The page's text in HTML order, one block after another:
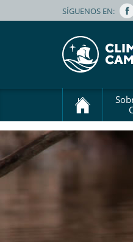
SÍGUENOS EN: